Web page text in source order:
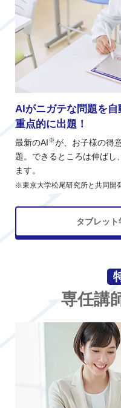
AIがニガテな問題を自
重点的に出題！
最新のAI※が、お子様の得
題。できるところは伸ばし
ます。
※東京大学松尾研究所と共同開
タブレット
専任講